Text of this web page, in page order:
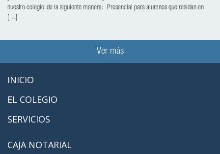
nuestro colegio, de la siguiente manera: Presencial para alumnos que residan en
[…]
Ver más
INICIO
EL COLEGIO
SERVICIOS
CAJA NOTARIAL